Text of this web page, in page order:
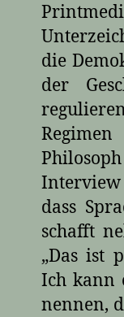
die
der
Interview
dass
schafft
„Das ist
Ich kann
nennen,